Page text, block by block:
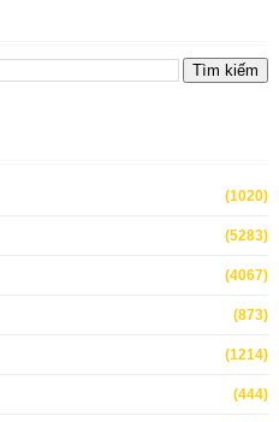
(1020)
(5283)
(4067)
(873)
(1214)
(444)